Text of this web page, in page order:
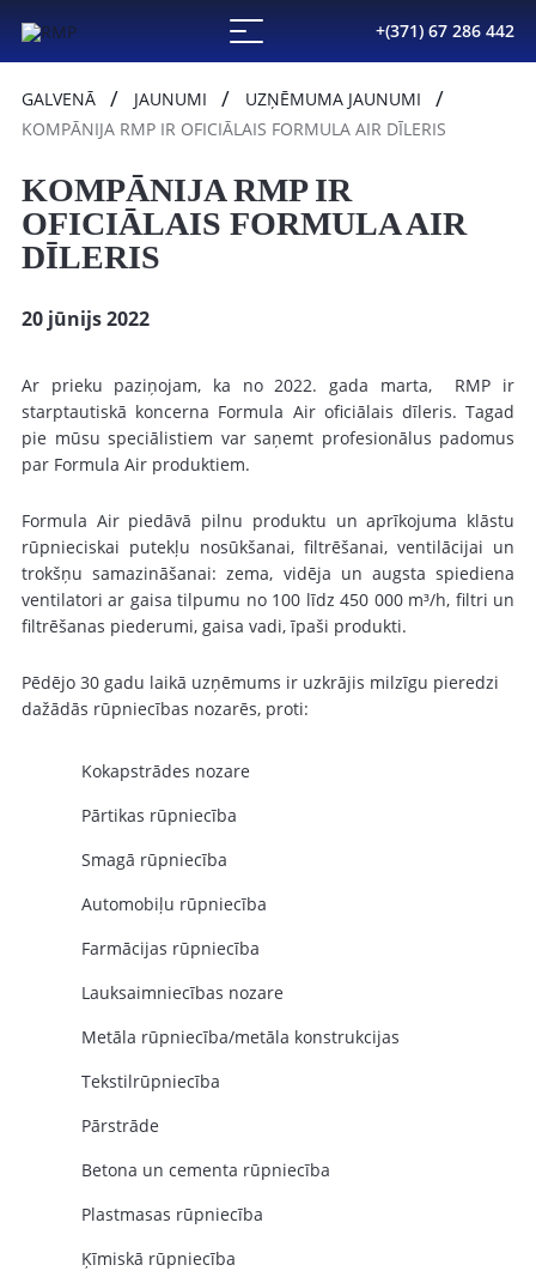
+(371) 67 286 442
GALVENĀ JAUNUMI
UZŅĒMUMA JAUNUMI
KOMPĀNIJA RMP IR OFICIĀLAIS FORMULA AIR DĪLERIS
KOMPĀNIJA RMP IR
OFICIĀLAIS FORMULA AIR
DĪLERIS
20 jūnijs 2022
Ar prieku paziņojam, ka no 2022. gada marta, RMP ir
starptautiskā koncerna Formula Air oficiālais dīleris. Tagad
pie mūsu speciālistiem var saņemt profesionālus padomus
par Formula Air produktiem.
Formula Air piedāvā pilnu produktu un aprīkojuma klāstu
rūpnieciskai putekļu nosūkšanai, filtrēšanai, ventilācijai un
trokšņu samazināšanai: zema, vidēja un augsta spiediena
ventilatori ar gaisa tilpumu no 100 līdz 450 000 m³/h, filtri un
filtrēšanas piederumi, gaisa vadi, īpaši produkti.
Pēdējo 30 gadu laikā uzņēmums ir uzkrājis milzīgu pieredzi
dažādās rūpniecības nozarēs, proti:
Kokapstrādes nozare
Pārtikas rūpniecība
Smagā rūpniecība
Automobiļu rūpniecība
Farmācijas rūpniecība
Lauksaimniecības nozare
Metāla rūpniecība/metāla konstrukcijas
Tekstilrūpniecība
Pārstrāde
Betona un cementa rūpniecība
Plastmasas rūpniecība
Ķīmiskā rūpniecība